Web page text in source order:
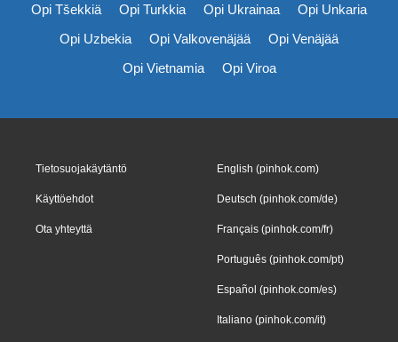
Opi Tšekkiä
Opi Turkkia Opi Ukrainaa
Opi Unkaria
Opi Uzbekia
Opi Valkovenäjää
Opi Venäjää
Opi Vietnamia
Opi Viroa
Tietosuojakäytäntö
Käyttöehdot
Ota yhteyttä
English (pinhok.com)
Deutsch (pinhok.com/de)
Français (pinhok.com/fr)
Português (pinhok.com/pt)
Español (pinhok.com/es)
Italiano (pinhok.com/it)